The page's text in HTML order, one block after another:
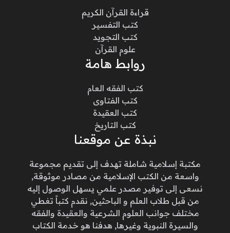
قراءة القرآن الكريم
كتب التفسير
كتب التجويد
علوم القرآن
روابط هامة
كتب الفقه العام
كتب الفتاوى
كتب العقيدة
كتب التاريخ
نبذة عن موقعنا
مكتبة إسلامية شاملة تهدف إلى تقديم مجموعة
واسعة من الكتب الإسلامية من مصادر موثوقة,
نسعى إلى توفير مصدر علمي يسهل الوصول إليه
من قبل طلاب العلم و الباحثين, نقدم كتباً تغطي
مختلف جوانب العلوم الشرعية والعقيدة والفقه
والسيرة النبوية وغيرها, هدفنا هو خدمة الكتاب